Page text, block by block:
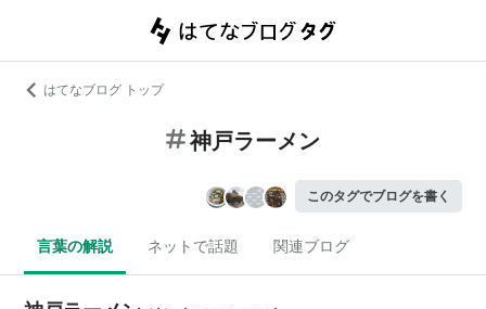
はてなブログ トップ
神戸ラーメン
このタグでブログを書く
言葉の解説 ネットで話題 関連ブログ